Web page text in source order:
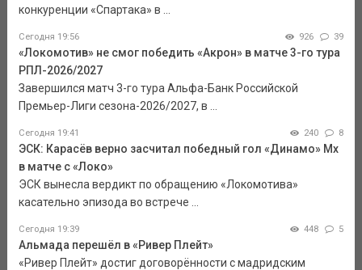
конкуренции «Спартака» в ...
Сегодня 19:56 926 39
«Локомотив» не смог победить «Акрон» в матче 3-го тура
РПЛ-2026/2027
Завершился матч 3-го тура Альфа-Банк Российской
Премьер-Лиги сезона-2026/2027, в ...
Сегодня 19:41 240 8
ЭСК: Карасёв верно засчитал победный гол «Динамо» Мх
в матче с «Локо»
ЭСК вынесла вердикт по обращению «Локомотива»
касательно эпизода во встрече ...
Сегодня 19:39 448 5
Альмада перешёл в «Ривер Плейт»
«Ривер Плейт» достиг договорённости с мадридским